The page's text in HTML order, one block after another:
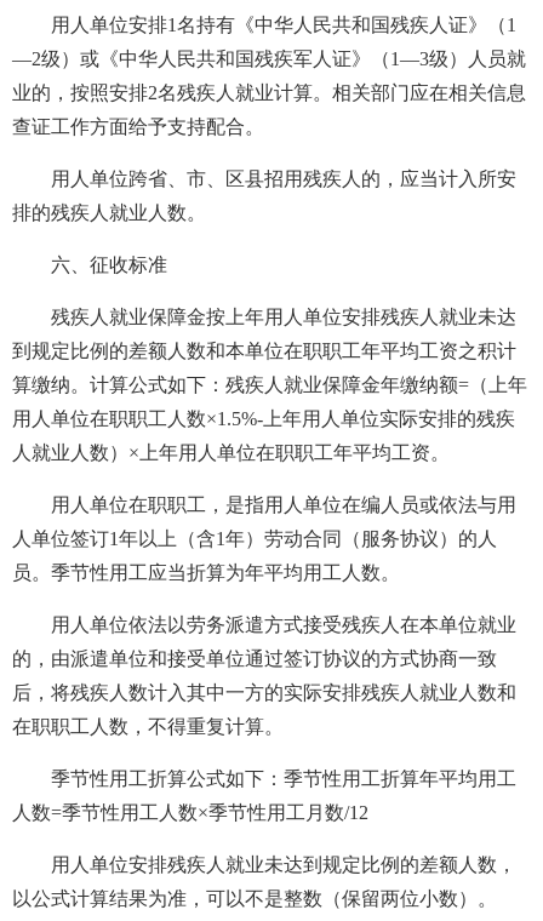
用人单位安排1名持有《中华人民共和国残疾人证》（1
—2级）或《中华人民共和国残疾军人证》（1—3级）人员就
业的，按照安排2名残疾人就业计算。相关部门应在相关信息
查证工作方面给予支持配合。
用人单位跨省、市、区县招用残疾人的，应当计入所安
排的残疾人就业人数。
六、征收标准
残疾人就业保障金按上年用人单位安排残疾人就业未达
到规定比例的差额人数和本单位在职职工年平均工资之积计
算缴纳。计算公式如下：残疾人就业保障金年缴纳额=（上年
用人单位在职职工人数×1.5%-上年用人单位实际安排的残疾
人就业人数）×上年用人单位在职职工年平均工资。
用人单位在职职工，是指用人单位在编人员或依法与用
人单位签订1年以上（含1年）劳动合同（服务协议）的人
员。季节性用工应当折算为年平均用工人数。
用人单位依法以劳务派遣方式接受残疾人在本单位就业
的，由派遣单位和接受单位通过签订协议的方式协商一致
后，将残疾人数计入其中一方的实际安排残疾人就业人数和
在职职工人数，不得重复计算。
季节性用工折算公式如下：季节性用工折算年平均用工
人数=季节性用工人数×季节性用工月数/12
用人单位安排残疾人就业未达到规定比例的差额人数，
以公式计算结果为准，可以不是整数（保留两位小数）。